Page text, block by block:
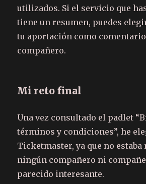
utilizados. Si el servicio que
tiene un resumen, puedes
tu aportación como
compañero.
Mi reto final
Una vez consultado el padlet
términos y condiciones”, he
Ticketmaster, ya que no
ningún compañero ni
parecido interesante.